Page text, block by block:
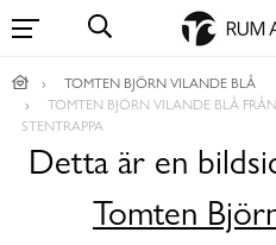
TOMTEN BJÖRN VILANDE BLÅ
TOMTEN BJÖRN VILANDE BLÅ
STENTRAPPA
Detta är en
Tomten